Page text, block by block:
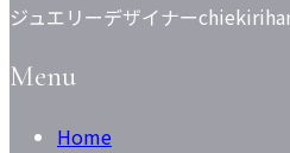
ジュエリーデザイナー
Menu
Home